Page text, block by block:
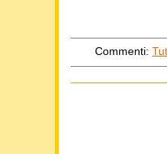
Commenti: